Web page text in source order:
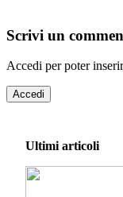
Scrivi un
Accedi per poter
Accedi
Ultimi articoli